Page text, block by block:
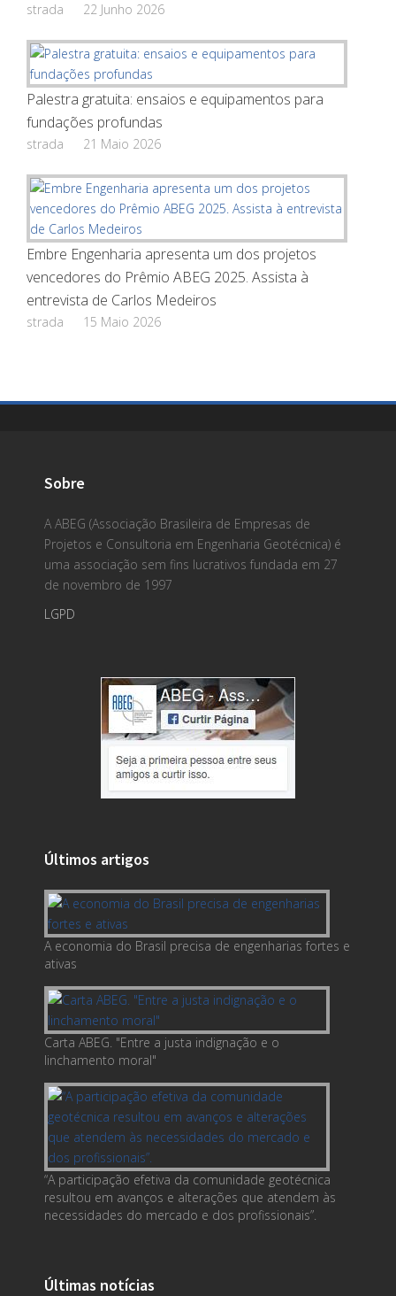
strada 22 Junho 2026
Palestra gratuita: ensaios e equipamentos para
fundações profundas
strada 21 Maio 2026
Embre Engenharia apresenta um dos projetos
vencedores do Prêmio ABEG 2025. Assista à
entrevista de Carlos Medeiros
strada 15 Maio 2026
Sobre
A ABEG (Associação Brasileira de Empresas de
Projetos e Consultoria em Engenharia Geotécnica) é
uma associação sem fins lucrativos fundada em 27
de novembro de 1997
LGPD
Últimos artigos
A economia do Brasil precisa de engenharias fortes e
ativas
Carta ABEG. "Entre a justa indignação e o
linchamento moral"
“A participação efetiva da comunidade geotécnica
resultou em avanços e alterações que atendem às
necessidades do mercado e dos profissionais”.
Últimas notícias